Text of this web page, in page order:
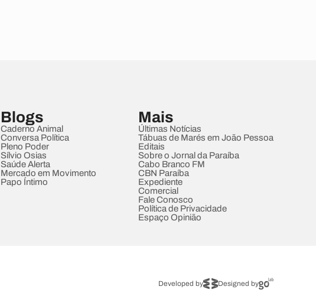
Blogs
Caderno Animal
Conversa Política
Pleno Poder
Sílvio Osias
Saúde Alerta
Mercado em Movimento
Papo Íntimo
Mais
Últimas Notícias
Tábuas de Marés em João Pessoa
Editais
Sobre o Jornal da Paraíba
Cabo Branco FM
CBN Paraíba
Expediente
Comercial
Fale Conosco
Política de Privacidade
Espaço Opinião
Developed by Designed by